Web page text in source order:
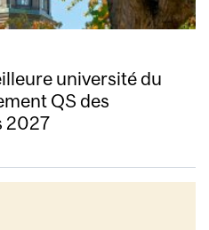
université du
QS des
2027